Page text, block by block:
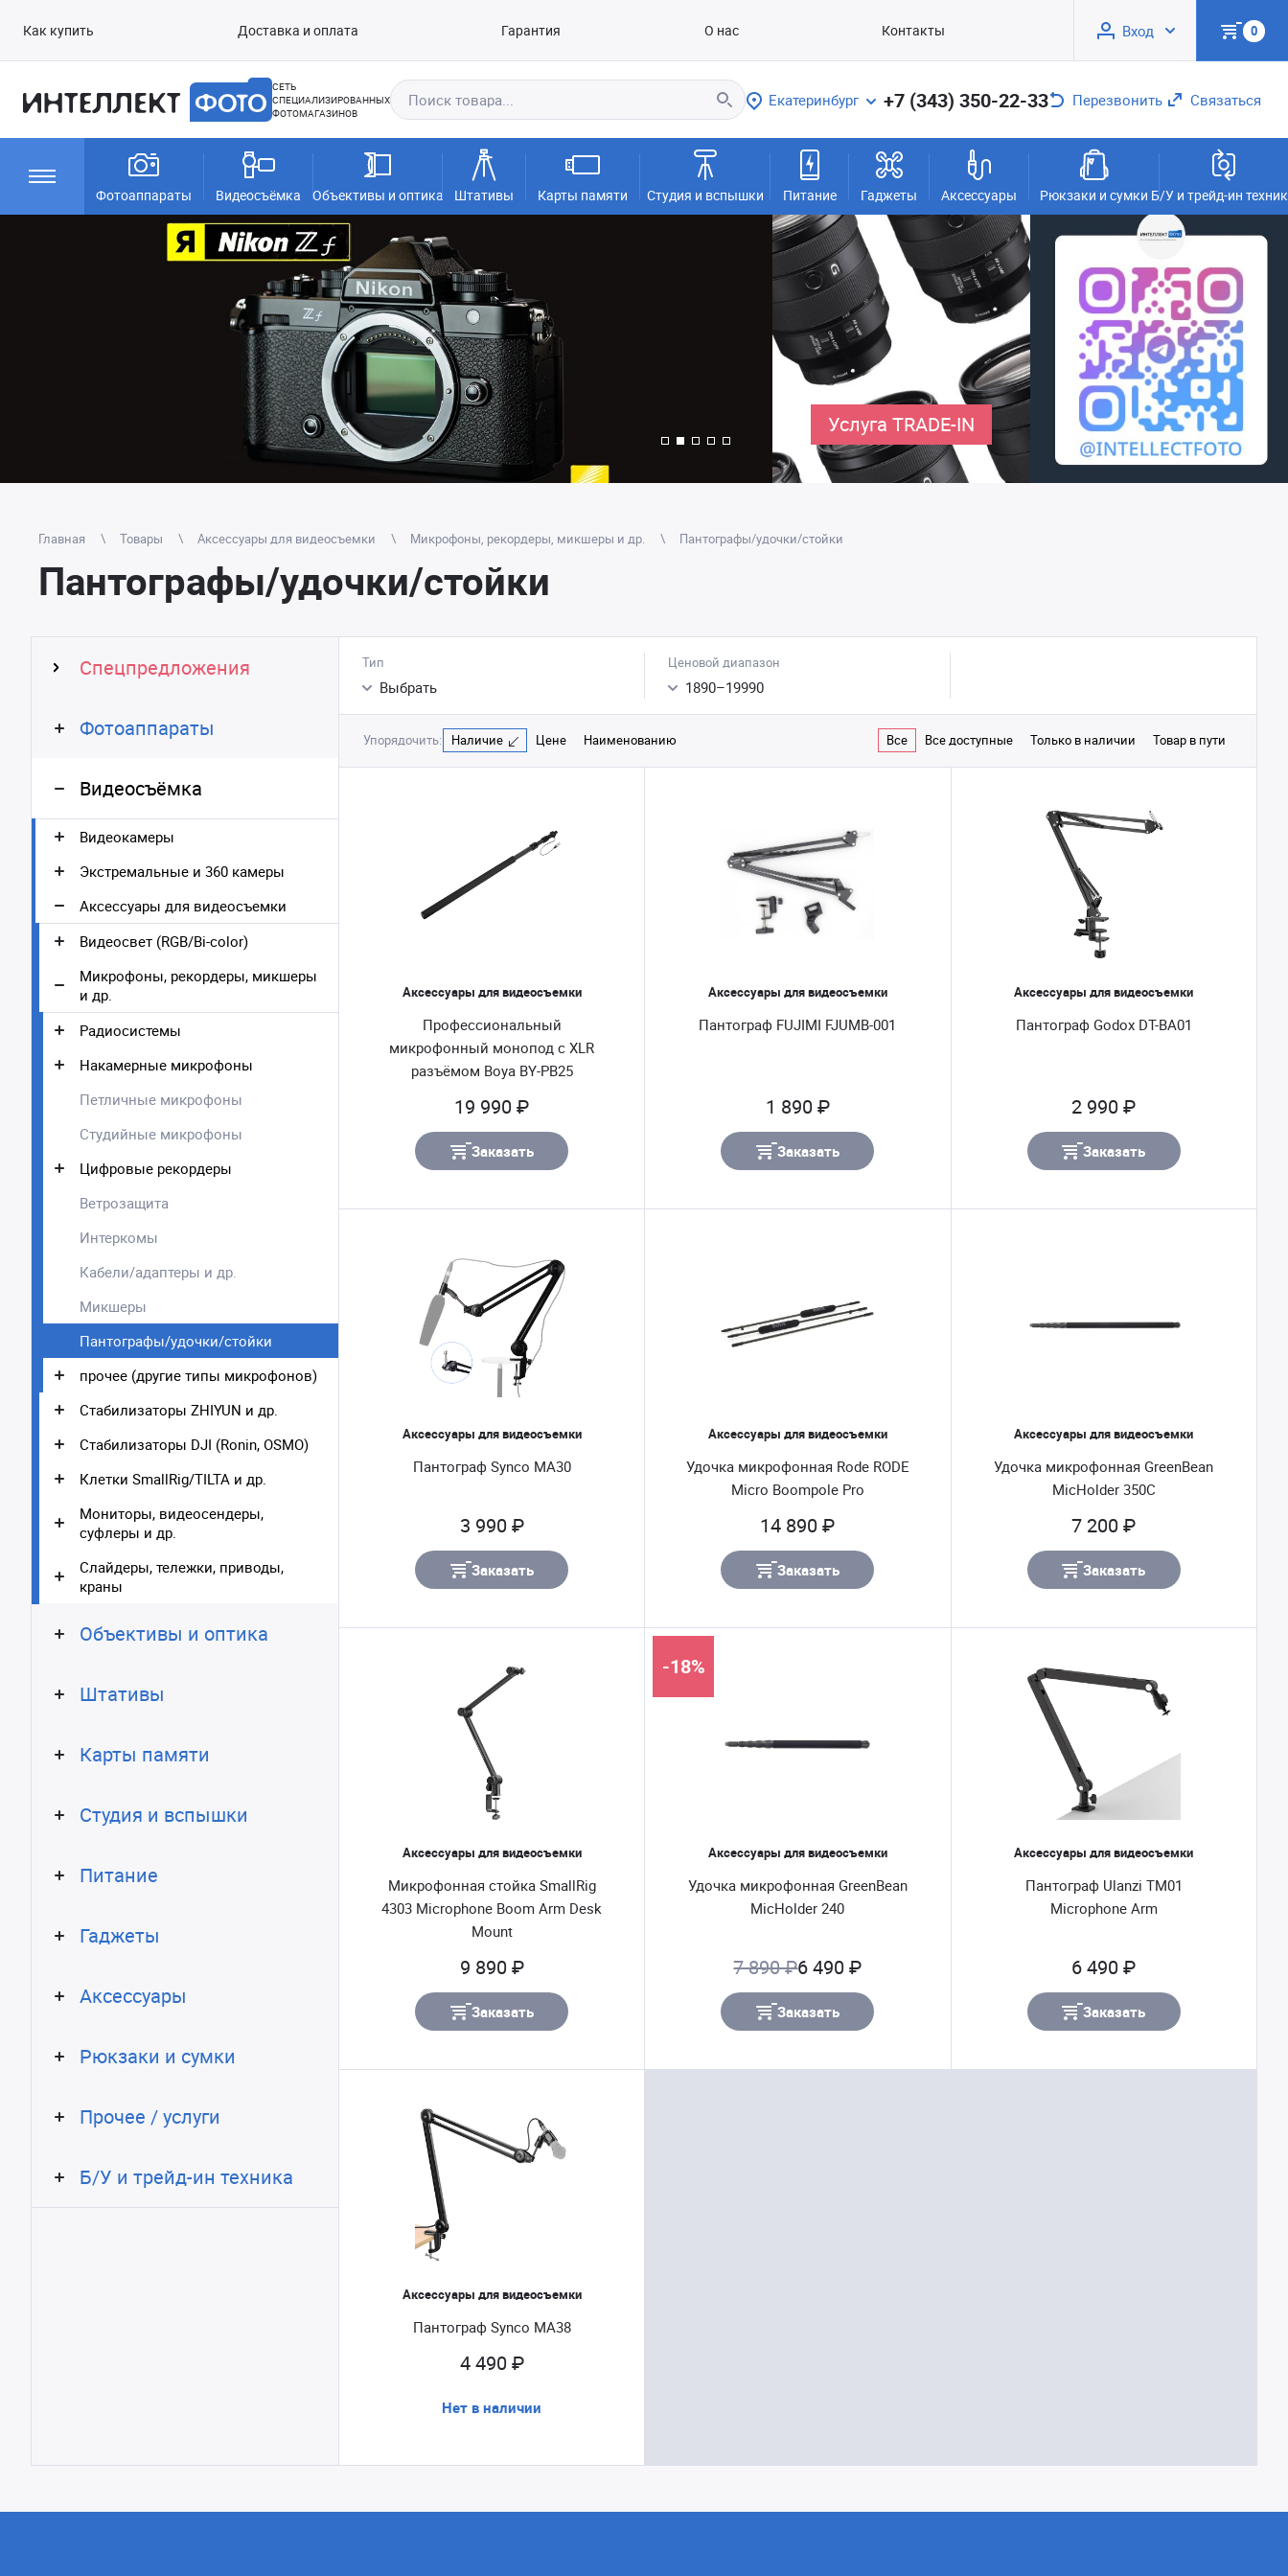
Как купить Доставка и оплата Гарантия О нас Контакты Вход 0
СЕТЬ
СПЕЦИАЛИЗИРОВАННЫХ
ФОТОМАГАЗИНОВ
Екатеринбург +7 (343) 350-22-33 Перезвонить Связаться
Фотоаппараты Видеосъёмка Объективы и оптика Штативы Карты памяти Студия и вспышки Питание Гаджеты Аксессуары Рюкзаки и сумки Б/У и трейд-ин
Услуга TRADE-IN
Главная Товары Аксессуары для видеосъемки Микрофоны, рекордеры, микшеры и др. Пантографы/удочки/стойки
Пантографы/удочки/стойки
Спецпредложения
Фотоаппараты
Видеосъёмка
Видеокамеры
Экстремальные и 360 камеры
Аксессуары для видеосъемки
Видеосвет (RGB/Bi-color)
Микрофоны, рекордеры, микшеры
и др.
Радиосистемы
Накамерные микрофоны
Петличные микрофоны
Студийные микрофоны
Цифровые рекордеры
Ветрозащита
Интеркомы
Кабели/адаптеры и др.
Микшеры
Пантографы/удочки/стойки
прочее (другие типы микрофонов)
Стабилизаторы ZHIYUN и др.
Стабилизаторы DJI (Ronin, OSMO)
Клетки SmallRig/TILTA и др.
Мониторы, видеосендеры,
суфлеры и др.
Слайдеры, тележки, приводы,
краны
Объективы и оптика
Штативы
Карты памяти
Студия и вспышки
Питание
Гаджеты
Аксессуары
Рюкзаки и сумки
Прочее / услуги
Б/У и трейд-ин техника
Тип
Выбрать
Ценовой диапазон
1890–19990
Упорядочить: Наличие Цене Наименованию Все Все доступные Только в наличии Товар в пути
Аксессуары для видеосъемки
Профессиональный
микрофонный монопод с XLR
разъёмом Boya BY-PB25
19 990 ₽
Заказать
Аксессуары для видеосъемки
Пантограф FUJIMI FJUMB-001
1 890 ₽
Заказать
Аксессуары для видеосъемки
Пантограф Godox DT-BA01
2 990 ₽
Заказать
Аксессуары для видеосъемки
Пантограф Synco MA30
3 990 ₽
Заказать
Аксессуары для видеосъемки
Удочка микрофонная Rode RODE
Micro Boompole Pro
14 890 ₽
Заказать
Аксессуары для видеосъемки
Удочка микрофонная GreenBean
MicHolder 350C
7 200 ₽
Заказать
Аксессуары для видеосъемки
Микрофонная стойка SmallRig
4303 Microphone Boom Arm Desk
Mount
9 890 ₽
Заказать
Аксессуары для видеосъемки
Удочка микрофонная GreenBean
MicHolder 240
-18%
7 890 ₽6 490 ₽
Заказать
Аксессуары для видеосъемки
Пантограф Ulanzi TM01
Microphone Arm
6 490 ₽
Заказать
Аксессуары для видеосъемки
Пантограф Synco MA38
4 490 ₽
Нет в наличии